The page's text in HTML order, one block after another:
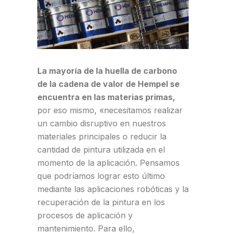
La mayoría de la huella de carbono
de la cadena de valor de Hempel se
encuentra en las materias primas,
por eso mismo, «necesitamos realizar
un cambio disruptivo en nuestros
materiales principales o reducir la
cantidad de pintura utilizada en el
momento de la aplicación. Pensamos
que podríamos lograr esto último
mediante las aplicaciones robóticas y la
recuperación de la pintura en los
procesos de aplicación y
mantenimiento. Para ello,